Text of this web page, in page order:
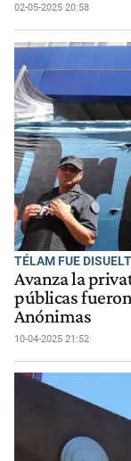
02-05-2025 20:58
TÉLAM FUE
Avanza la
públicas
Anónimas
10-04-2025 21:52